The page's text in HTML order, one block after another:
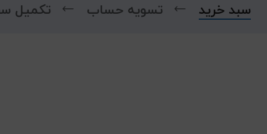
سبد خرید تسویه حساب تکمیل